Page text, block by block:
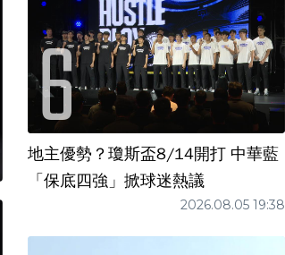
地主優勢？瓊斯盃8/14開打 中華藍
「保底四強」掀球迷熱議
2026.08.05 19:38